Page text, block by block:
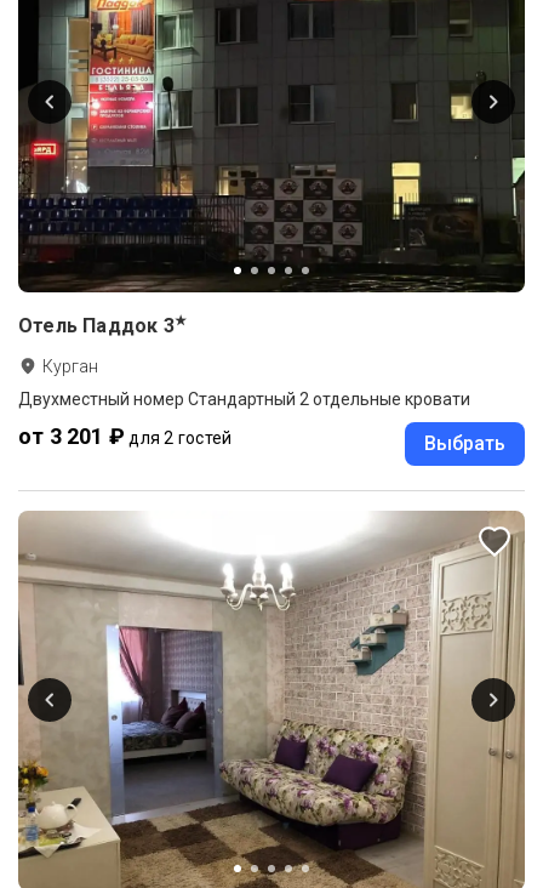
Отель Паддок 3★
Курган
Двухместный номер Стандартный 2 отдельные кровати
от 3 201 ₽ для 2 гостей Выбрать